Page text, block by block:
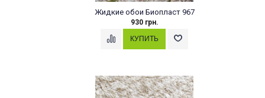
Жидкие обои Биопласт 967
930 грн.